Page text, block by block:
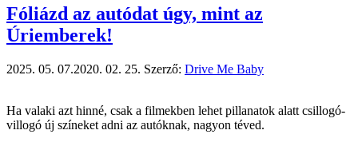
Fóliázd az autódat úgy, mint az
Úriemberek!
2025. 05. 07.2020. 02. 25. Szerző: Drive Me Baby
Ha valaki azt hinné, csak a filmekben lehet pillanatok alatt csillogó-
villogó új színeket adni az autóknak, nagyon téved.